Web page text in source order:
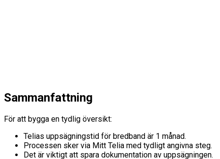
Sammanfattning
För att bygga en tydlig översikt:
Telias uppsägningstid för bredband är 1 månad.
Processen sker via Mitt Telia med tydligt angivna steg.
Det är viktigt att spara dokumentation av uppsägningen.